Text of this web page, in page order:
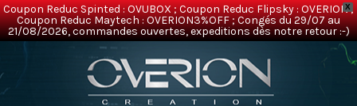
X
Coupon Reduc Spinted : OVUBOX ; Coupon Reduc Flipsky : OVERION ;
Coupon Reduc Maytech : OVERION3%OFF ; Congés du 29/07 au
21/08/2026, commandes ouvertes, expeditions dès notre retour :-)
Overion
Electric Mountainboards